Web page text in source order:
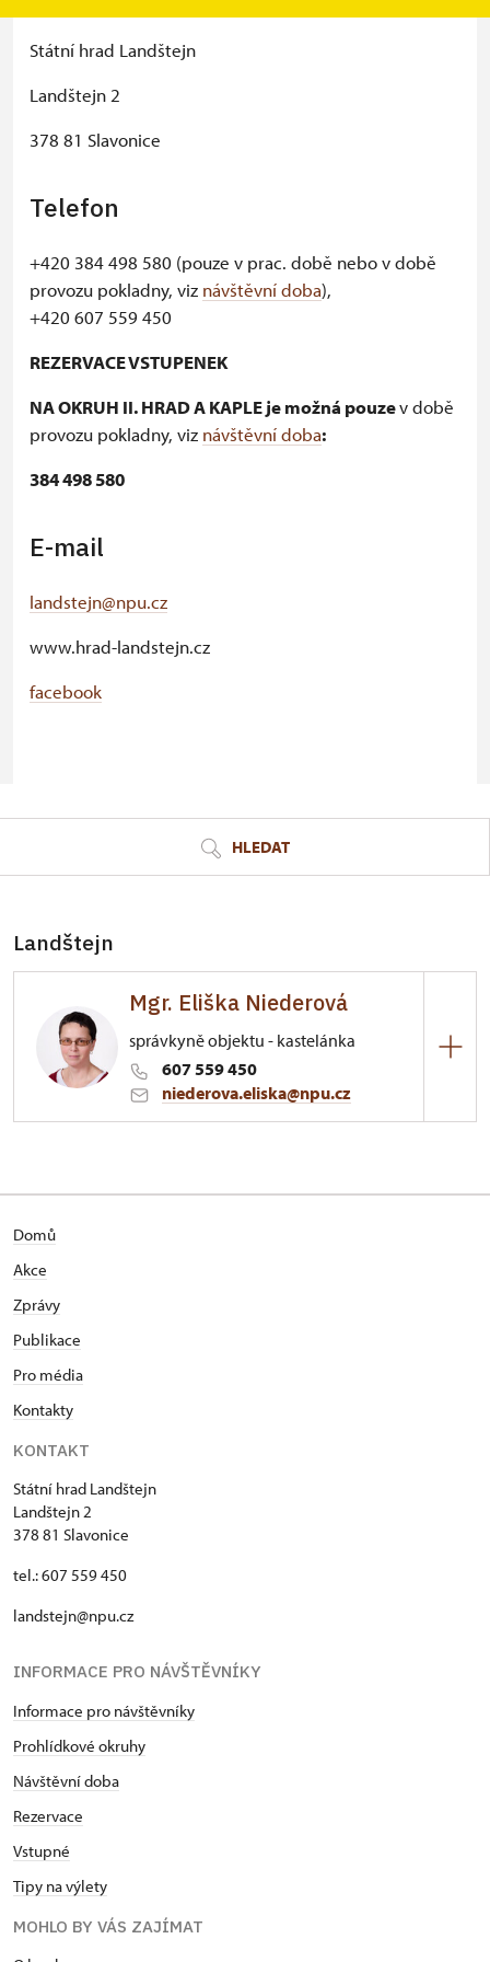
Státní hrad Landštejn
Landštejn 2
378 81 Slavonice
Telefon
+420 384 498 580 (pouze v prac. době nebo v době
provozu pokladny, viz návštěvní doba),
+420 607 559 450
REZERVACE VSTUPENEK
NA OKRUH II. HRAD A KAPLE je možná pouzev době
provozu pokladny, viz návštěvní doba:
384 498 580
E-mail
landstejn@npu.cz
www.hrad-landstejn.cz
facebook
HLEDAT
Landštejn
Mgr. Eliška Niederová
správkyně objektu - kastelánka
607 559 450
niederova.eliska@npu.cz
Domů
Akce
Zprávy
Publikace
Pro média
Kontakty
KONTAKT
Státní hrad Landštejn
Landštejn 2
378 81 Slavonice
tel.: 607 559 450
landstejn@npu.cz
INFORMACE PRO NÁVŠTĚVNÍKY
Informace pro návštěvníky
Prohlídkové okruhy
Návštěvní doba
Rezervace
Vstupné
Tipy na výlety
MOHLO BY VÁS ZAJÍMAT